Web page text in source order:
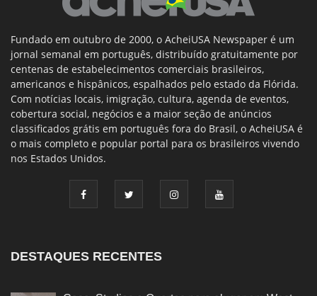
Fundado em outubro de 2000, o AcheiUSA Newspaper é um
jornal semanal em português, distribuído gratuitamente por
centenas de estabelecimentos comerciais brasileiros,
americanos e hispânicos, espalhados pelo estado da Flórida.
Com notícias locais, imigração, cultura, agenda de eventos,
cobertura social, negócios e a maior seção de anúncios
classificados grátis em português fora do Brasil, o AcheiUSA é
o mais completo e popular portal para os brasileiros vivendo
nos Estados Unidos.
DESTAQUES RECENTES